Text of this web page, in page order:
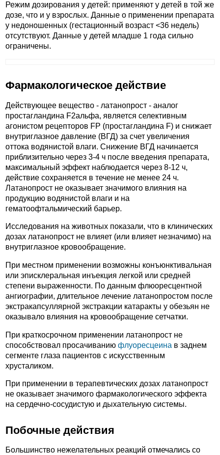
Режим дозирования у детей: применяют у детей в той же
дозе, что и у взрослых. Данные о применении препарата
у недоношенных (гестационный возраст <36 недель)
отсутствуют. Данные у детей младше 1 года сильно
ограничены.
Фармакологическое действие
Действующее вещество - латанопрост - аналог
простагландина F2альфа, является селективным
агонистом рецепторов FP (простагландина F) и снижает
внутриглазное давление (ВГД) за счет увеличения
оттока водянистой влаги. Снижение ВГД начинается
приблизительно через 3-4 ч после введения препарата,
максимальный эффект наблюдается через 8-12 ч,
действие сохраняется в течение не менее 24 ч.
Латанопрост не оказывает значимого влияния на
продукцию водянистой влаги и на
гематоофтальмический барьер.
Исследования на животных показали, что в клинических
дозах латанопрост не влияет (или влияет незначимо) на
внутриглазное кровообращение.
При местном применении возможны конъюнктивальная
или эписклеральная инъекция легкой или средней
степени выраженности. По данным флюоресцентной
ангиографии, длительное лечение латанопростом после
экстракапсуллярной экстракции катаракты у обезьян не
оказывало влияния на кровообращение сетчатки.
При краткосрочном применении латанопрост не
способствовал просачиванию флуоресцеина в заднем
сегменте глаза пациентов с искусственным
хрусталиком.
При применении в терапевтических дозах латанопрост
не оказывает значимого фармакологического эффекта
на сердечно-сосудистую и дыхательную системы.
Побочные действия
Большинство нежелательных реакций отмечались со